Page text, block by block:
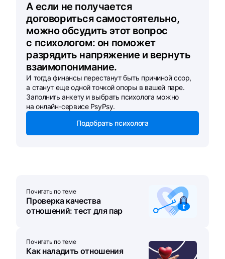
А если не получается
договориться самостоятельно,
можно обсудить этот вопрос
с психологом: он поможет
разрядить напряжение и вернуть
взаимопонимание.
И тогда финансы перестанут быть причиной ссор,
а станут еще одной точкой опоры в вашей паре.
Заполнить анкету и выбрать психолога можно
на онлайн-сервисе PsyPsy.
Подобрать психолога
Почитать по теме
Проверка качества
отношений: тест для пар
Почитать по теме
Как наладить отношения